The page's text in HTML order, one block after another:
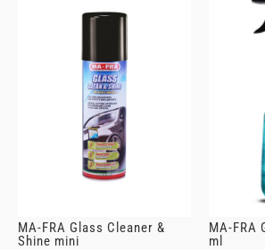
MA-FRA Glass Cleaner &
Shine mini
MA-FRA
ml